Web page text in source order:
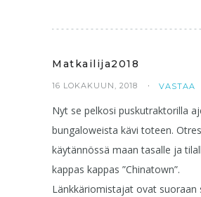
Matkailija2018
16 LOKAKUUN, 2018 VASTAA
Nyt se pelkosi puskutraktorilla
bungaloweista kävi toteen.
käytännössä maan tasalle ja
kappas kappas ”Chinatown”.
Länkkäriomistajat ovat suoraan